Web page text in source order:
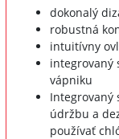
dokonalý
robustná
intuitívny
integrovaný
vápniku
Integrovaný
údržbu a
používať